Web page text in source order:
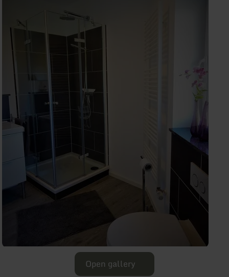
Open gallery